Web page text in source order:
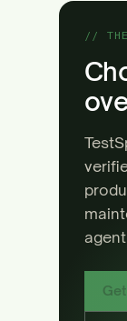
//